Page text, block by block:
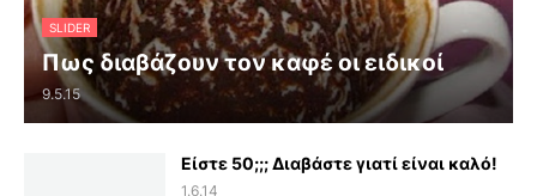
SLIDER
Πως διαβάζουν τον καφέ οι ειδικοί
9.5.15
Είστε 50;;; Διαβάστε γιατί είναι καλό!
1.6.14